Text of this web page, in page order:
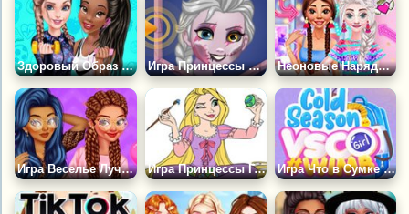
Здоровый Образ Жизни Принцесс Игра Принцессы Милые Зомби Неоновые Наряды для Принцесс
Игра Веселье Лучших Подруг Игра Принцессы Готовятся к Пасхе Игра Что в Сумке Принцесс?